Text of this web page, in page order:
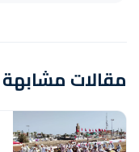
مقالات مشابهة